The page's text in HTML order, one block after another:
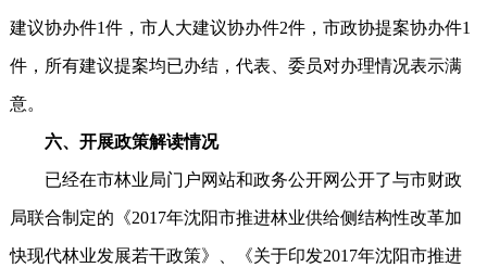
建议协办件1件，市人大建议协办件2件，市政协提案协办件1
件，所有建议提案均已办结，代表、委员对办理情况表示满
意。
六、开展政策解读情况
已经在市林业局门户网站和政务公开网公开了与市财政
局联合制定的《2017年沈阳市推进林业供给侧结构性改革加
快现代林业发展若干政策》、《关于印发2017年沈阳市推进